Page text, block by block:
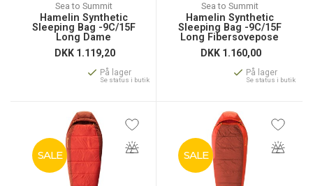
Sea to Summit
Hamelin Synthetic
Sleeping Bag -9C/15F
Long Dame
Fibersovepose
DKK 1.119,20
På lager
Se status i butik
Sea to Summit
Hamelin Synthetic
Sleeping Bag -9C/15F
Long Fibersovepose
DKK 1.160,00
På lager
Se status i butik
SALE SALE